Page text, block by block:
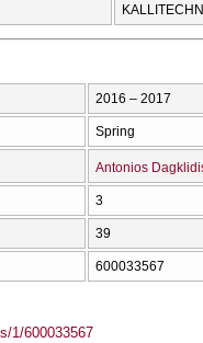
2016 – 2017
Spring
Antonios
3
39
600033567
1/600033567